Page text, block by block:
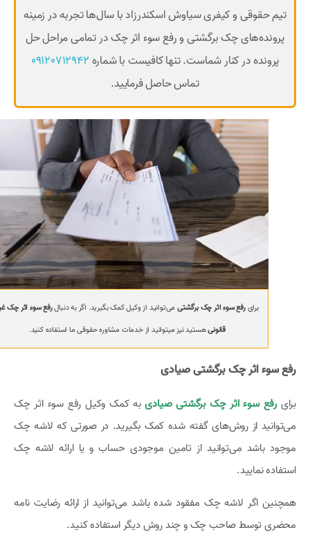
تیم حقوقی و کیفری سیاوش اسکندرزاد با سال‌ها تجربه در زمینه
پرونده‌های چک برگشتی و رفع سوء اثر چک در تمامی مراحل حل
پرونده در کنار شماست. تنها کافیست با شماره09120712942
تماس حاصل فرمایید.
برایرفع سوء اثر چک برگشتی می‌توانید از وکیل کمک بگیرید. اگر به دنبالرفع سوء اثر چک
قانونیهستید نیز میتوانید از خدمات مشاوره حقوقی ما استفاده کنید.
رفع سوء اثر چک برگشتی صیادی
برای رفع سوء اثر چک برگشتی صیادیبه کمک وکیل رفع سوء اثر چک
می‌توانید از روش‌های گفته شده کمک بگیرید. در صورتی که لاشه چک
موجود باشد می‌توانید از تامین موجودی حساب و یا ارائه لاشه چک
استفاده نمایید.
همچنین اگر لاشه چک مفقود شده باشد می‌توانید از ارائه رضایت نامه
محضری توسط صاحب چک و چند روش دیگر استفاده کنید.